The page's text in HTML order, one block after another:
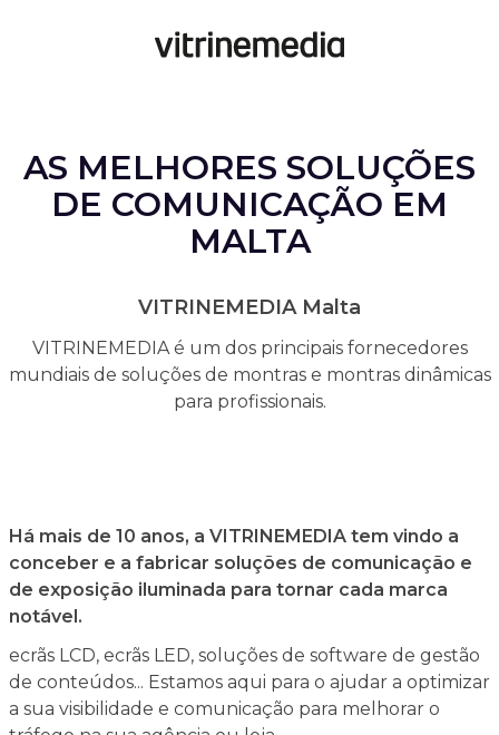
AS MELHORES SOLUÇÕES
DE COMUNICAÇÃO EM
MALTA
VITRINEMEDIA Malta
VITRINEMEDIA é um dos principais fornecedores
mundiais de soluções de montras e montras dinâmicas
para profissionais.
Há mais de 10 anos, a VITRINEMEDIA tem vindo a
conceber e a fabricar soluções de comunicação e
de exposição iluminada para tornar cada marca
notável.
ecrãs LCD, ecrãs LED, soluções de software de gestão
de conteúdos... Estamos aqui para o ajudar a optimizar
a sua visibilidade e comunicação para melhorar o